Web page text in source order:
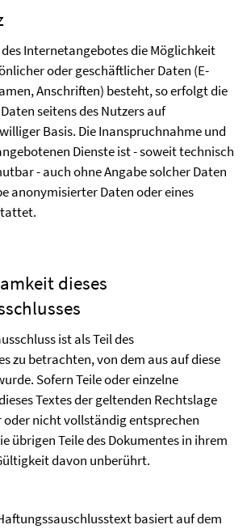
Internetangebotes die Möglichkeit
oder geschäftlicher Daten (E-
Anschriften) besteht, so erfolgt die
seitens des Nutzers auf
Basis. Die Inanspruchnahme und
Dienste ist - soweit technisch
- auch ohne Angabe solcher Daten
anonymisierter Daten oder eines
dieses
ist als Teil des
zu betrachten, von dem aus auf diese
Sofern Teile oder einzelne
Textes der geltenden Rechtslage
nicht vollständig entsprechen
übrigen Teile des Dokumentes in ihrem
davon unberührt.
basiert auf dem